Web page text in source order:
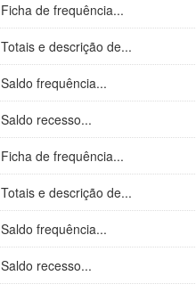
Ficha de frequência...
Totais e descrição de...
Saldo frequência...
Saldo recesso...
Ficha de frequência...
Totais e descrição de...
Saldo frequência...
Saldo recesso...